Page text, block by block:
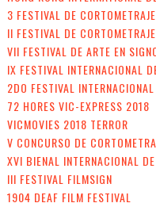
3 FESTIVAL DE
II FESTIVAL DE
VII FESTIVAL DE ARTE EN
IX FESTIVAL INTERNACIONAL
2DO FESTIVAL
72 HORES VIC-EXPRESS 2018
VICMOVIES 2018 TERROR
V CONCURSO DE
XVI BIENAL INTERNACIONAL
III FESTIVAL FILMSIGN
1904 DEAF FILM FESTIVAL